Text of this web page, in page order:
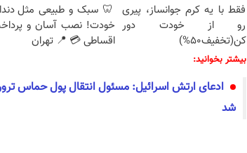
فقط با یه کرم جوانساز، پیری
رو از خودت دور
کن(تخفیف50%)
🦷 سبک و طبیعی مثل
خودت! نصب آسان و
اقساطی 💳 📍 تهران
بیشتر بخوانید:
ادعای ارتش اسرائیل: مسئول انتقال پول حماس
شد